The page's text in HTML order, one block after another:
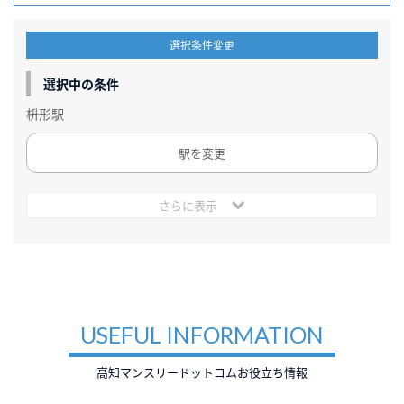
選択条件変更
選択中の条件
枡形駅
駅を変更
さらに表示
USEFUL INFORMATION
高知マンスリードットコムお役立ち情報